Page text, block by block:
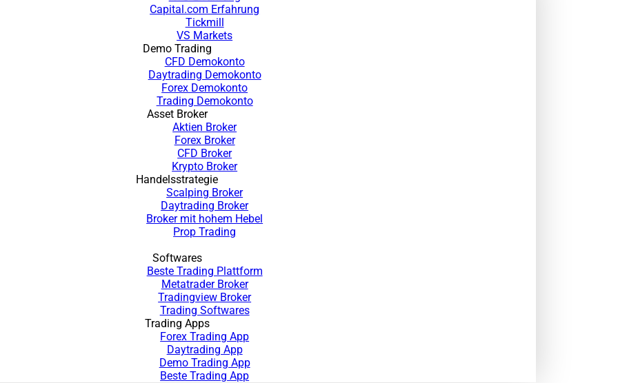
Capital.com Erfahrung
Tickmill
VS Markets
Demo Trading
CFD Demokonto
Daytrading Demokonto
Forex Demokonto
Trading Demokonto
Asset Broker
Aktien Broker
Forex Broker
CFD Broker
Krypto Broker
Handelsstrategie
Scalping Broker
Daytrading Broker
Broker mit hohem Hebel
Prop Trading
Softwares
Beste Trading Plattform
Metatrader Broker
Tradingview Broker
Trading Softwares
Trading Apps
Forex Trading App
Daytrading App
Demo Trading App
Beste Trading App